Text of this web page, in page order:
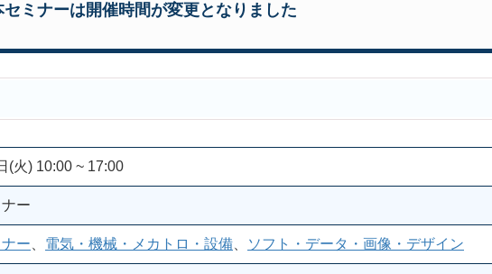
セミナーは開催時間が変更となりました
(火) 10:00 ~ 17:00
ー
ー 電気・機械・メカトロ・設備 ソフト・データ・画像・デザイン